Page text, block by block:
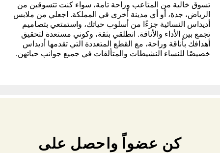
تسوق خالية من المتاعب وراحة تامة، سواء كنت تتسوقين من
الرياض، جدة، أو أي مدينة أخرى في المملكة. اجعلي من ملابس
أديداس النسائية جزءًا من أسلوب حياتك، واستمتعي بتصاميم
تجمع بين الأداء والأناقة. انطلقي بثقة، وكوني مستعدة لتحقيق
أهدافك بأناقة وراحة، مع القطع المتعددة التي تقدمها أديداس
خصيصًا للنساء النشيطات والمتألقات في جميع جوانب حياتهن.
كن عضواً واحصل على